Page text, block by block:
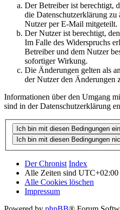
Der Betreiber ist berechtigt,
die Datenschutzerklärung
Nutzer per E-Mail mitgeteilt.
Der Nutzer ist berechtigt,
Im Falle des Widerspruchs
Betreiber und dem Nutzer
sofortiger Wirkung.
Die Änderungen gelten als
der Nutzer den Änderungen
Informationen über den Umgang
sind in der Datenschutzerklärung
Der Chronist Index
Alle Zeiten sind UTC+02:00
Alle Cookies löschen
Impressum